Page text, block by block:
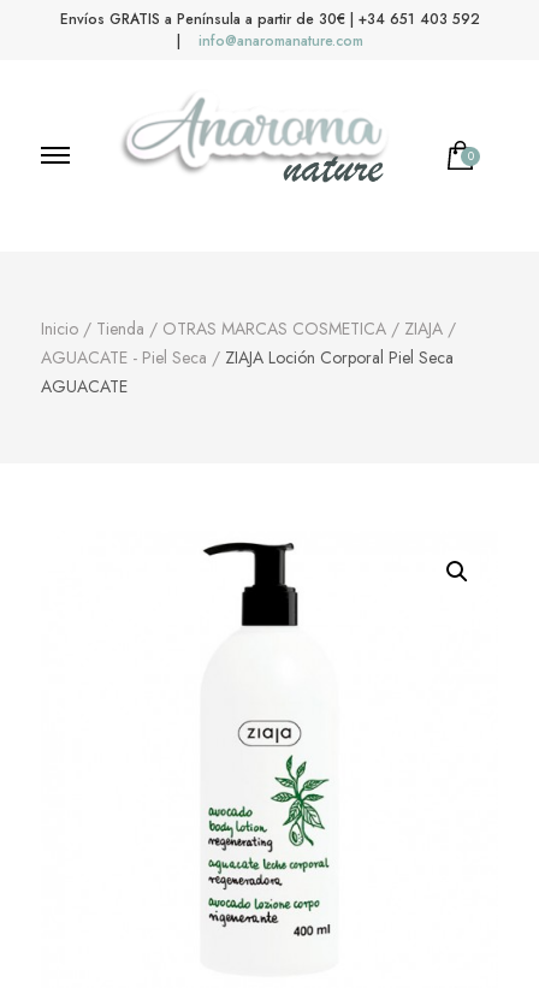
Envíos GRATIS a Península a partir de 30€ | +34 651 403 592
|
info@anaromanature.com
0
Inicio / Tienda / OTRAS MARCAS COSMETICA / ZIAJA /
AGUACATE - Piel Seca / ZIAJA Loción Corporal Piel Seca
AGUACATE